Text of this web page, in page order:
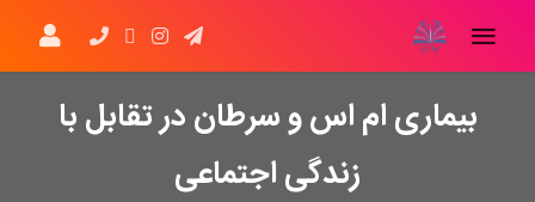
بیماری ام اس و سرطان در تقابل با
زندگی اجتماعی